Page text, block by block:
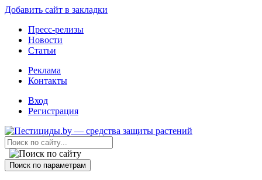
Добавить сайт в закладки
Пресс-релизы
Новости
Статьи
Реклама
Контакты
Вход
Регистрация
Поиск по параметрам